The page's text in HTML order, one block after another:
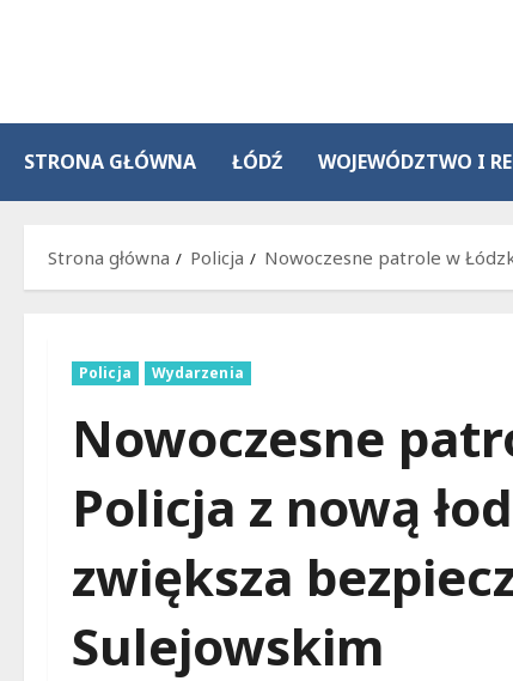
STRONA GŁÓWNA ŁÓDŹ WOJEWÓDZTWO I
Strona główna Policja Nowoczesne patrole w
Policja Wydarzenia
Nowoczesne
Policja z nową
zwiększa
Sulejowskim